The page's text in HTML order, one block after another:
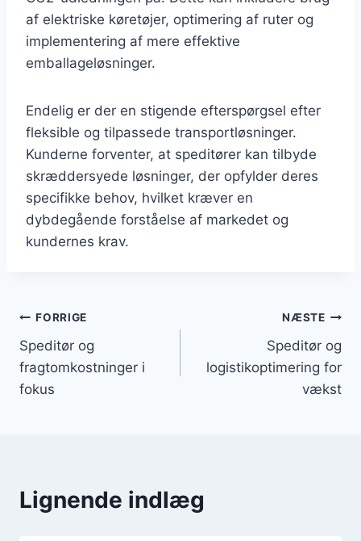
af elektriske køretøjer, optimering af ruter og
implementering af mere effektive
emballageløsninger.
Endelig er der en stigende efterspørgsel efter
fleksible og tilpassede transportløsninger.
Kunderne forventer, at speditører kan tilbyde
skræddersyede løsninger, der opfylder deres
specifikke behov, hvilket kræver en
dybdegående forståelse af markedet og
kundernes krav.
Indlægsnavigation
FORRIGE
Speditør og
fragtomkostninger i
fokus
NÆSTE
Speditør og
logistikoptimering for
vækst
Lignende indlæg